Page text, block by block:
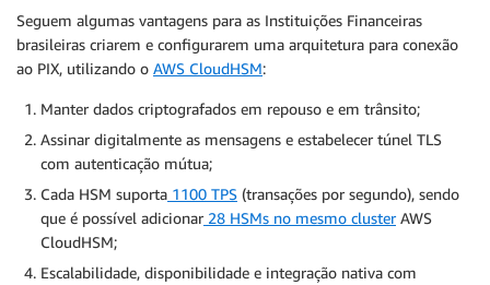
Seguem algumas vantagens para as Instituições Financeiras
brasileiras criarem e configurarem uma arquitetura para conexão
ao PIX, utilizando o AWS CloudHSM:
Manter dados criptografados em repouso e em trânsito;
Assinar digitalmente as mensagens e estabelecer túnel TLS
com autenticação mútua;
Cada HSM suporta 1100 TPS (transações por segundo), sendo
que é possível adicionar 28 HSMs no mesmo clusterAWS
CloudHSM;
Escalabilidade, disponibilidade e integração nativa com